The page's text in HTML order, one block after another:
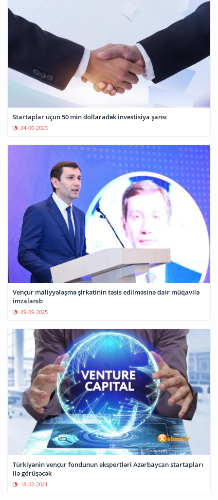
Startaplar üçün 50 min dollaradək investisiya şansı
24-06-2023
Vençur maliyyələşmə şirkətinin təsis edilməsinə dair müqavilə
imzalanıb
29-09-2025
Türkiyənin vençur fondunun ekspertləri Azərbaycan startapları
ilə görüşəcək
18-02-2021